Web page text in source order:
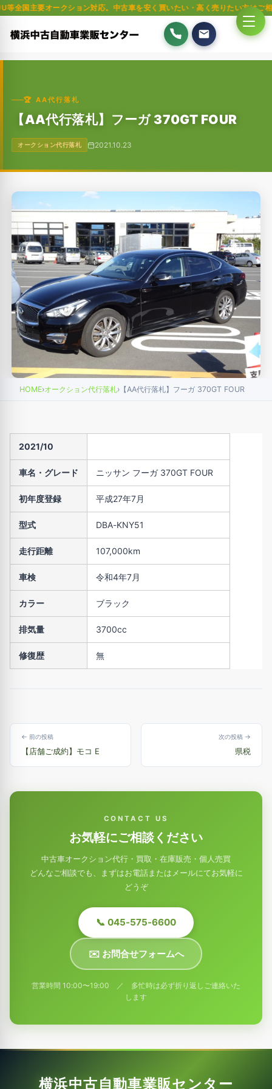
クション対応。中古車を安く買いたい・高く売りたい方はご相談ください
🏆 AA代行落札
【AA代行落札】フーガ 370GT FOUR
オークション代行落札 2021.10.23
HOME›オークション代行落札› 【AA代行落札】フーガ 370GT FOUR
2021/10
車名・グレード ニッサン フーガ 370GT FOUR
初年度登録 平成27年7月
型式 DBA-KNY51
走行距離 107,000km
車検 令和4年7月
カラー ブラック
排気量 3700cc
修復歴 無
← 前の投稿
【店舗ご成約】モコ E
次の投稿 →
県税
CONTACT US
お気軽にご相談ください
中古車オークション代行・買取・在庫販売・個人売買
どんなご相談でも、まずはお電話またはメールにてお気軽に
どうぞ
📞 045-575-6600
✉️ お問合せフォームへ
営業時間 10:00〜19:00 ／ 多忙時は必ず折り返しご連絡いた
します
横浜中古自動車業販センター